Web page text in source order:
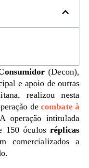
(Decon),
e apoio de outras
realizou nesta
de combate à
intitulada
150 óculosréplicas
comercializados a